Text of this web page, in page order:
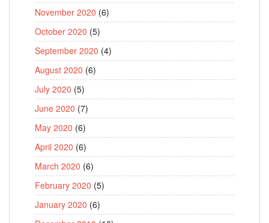
November 2020 (6)
October 2020 (5)
September 2020 (4)
August 2020 (6)
July 2020 (5)
June 2020 (7)
May 2020 (6)
April 2020 (6)
March 2020 (6)
February 2020 (5)
January 2020 (6)